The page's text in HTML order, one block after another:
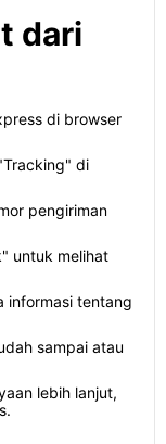
dari
di browser
di
pengiriman
untuk melihat
informasi tentang
sampai atau
lebih lanjut,